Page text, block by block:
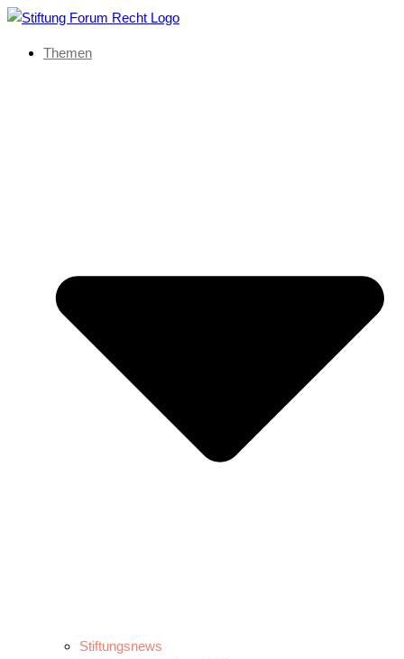
Themen
Stiftungsnews